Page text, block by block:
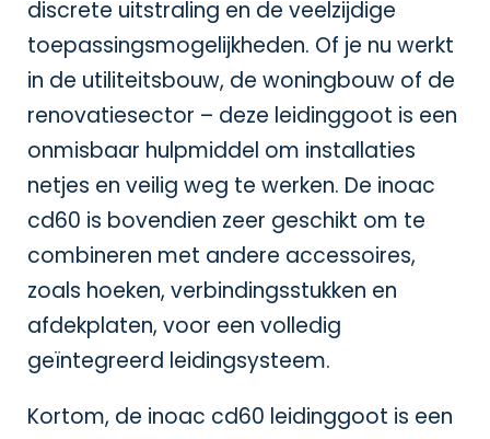
discrete uitstraling en de veelzijdige
toepassingsmogelijkheden. Of je nu werkt
in de utiliteitsbouw, de woningbouw of de
renovatiesector – deze leidinggoot is een
onmisbaar hulpmiddel om installaties
netjes en veilig weg te werken. De inoac
cd60 is bovendien zeer geschikt om te
combineren met andere accessoires,
zoals hoeken, verbindingsstukken en
afdekplaten, voor een volledig
geïntegreerd leidingsysteem.
Kortom, de inoac cd60 leidinggoot is een